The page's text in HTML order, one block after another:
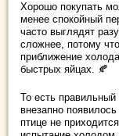
Хорошо покупать
менее спокойный
часто выглядят
сложнее, потому
приближение
быстрых яйцах. 🍂
То есть правильный
внезапно
птице не